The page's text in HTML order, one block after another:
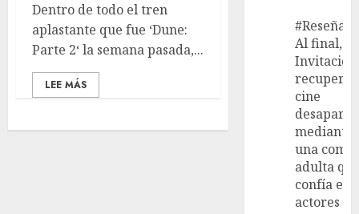
Dentro de todo el tren
aplastante que fue ‘Dune:
Parte 2‘ la semana pasada,...
LEE MÁS
#Reseña
Al final,
recupera
cine
mediante
una
adulta
confía en
actores y